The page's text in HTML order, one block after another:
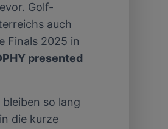
Golf-
auch
Finals 2025 in
presented
so lang
die kurze